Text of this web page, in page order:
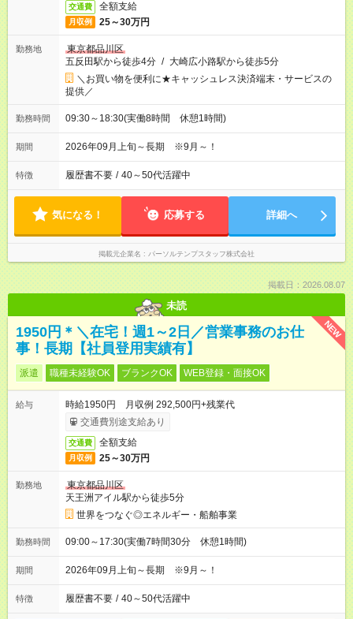
交通費 全額支給
月収例 25～30万円
勤務地
東京都品川区
五反田駅から徒歩4分 / 大崎広小路駅から徒歩5分
＼お買い物を便利に★キャッシュレス決済端末・サービスの
提供／
勤務時間 09:30～18:30(実働8時間 休憩1時間)
期間 2026年09月上旬～長期 ※9月～！
特徴 履歴書不要 / 40～50代活躍中
気になる！ 応募する 詳細へ
掲載元企業名 パーソルテンプスタッフ株式会社
掲載日：2026.08.07
未読
NEW
1950円＊＼在宅！週1～2日／営業事務のお仕
事！長期【社員登用実績有】
派遣 職種未経験OK ブランクOK WEB登録・面接OK
給与
時給1950円 月収例 292,500円+残業代
交通費別途支給あり
交通費 全額支給
月収例 25～30万円
勤務地
東京都品川区
天王洲アイル駅から徒歩5分
世界をつなぐ◎エネルギー・船舶事業
勤務時間 09:00～17:30(実働7時間30分 休憩1時間)
期間 2026年09月上旬～長期 ※9月～！
特徴 履歴書不要 / 40～50代活躍中